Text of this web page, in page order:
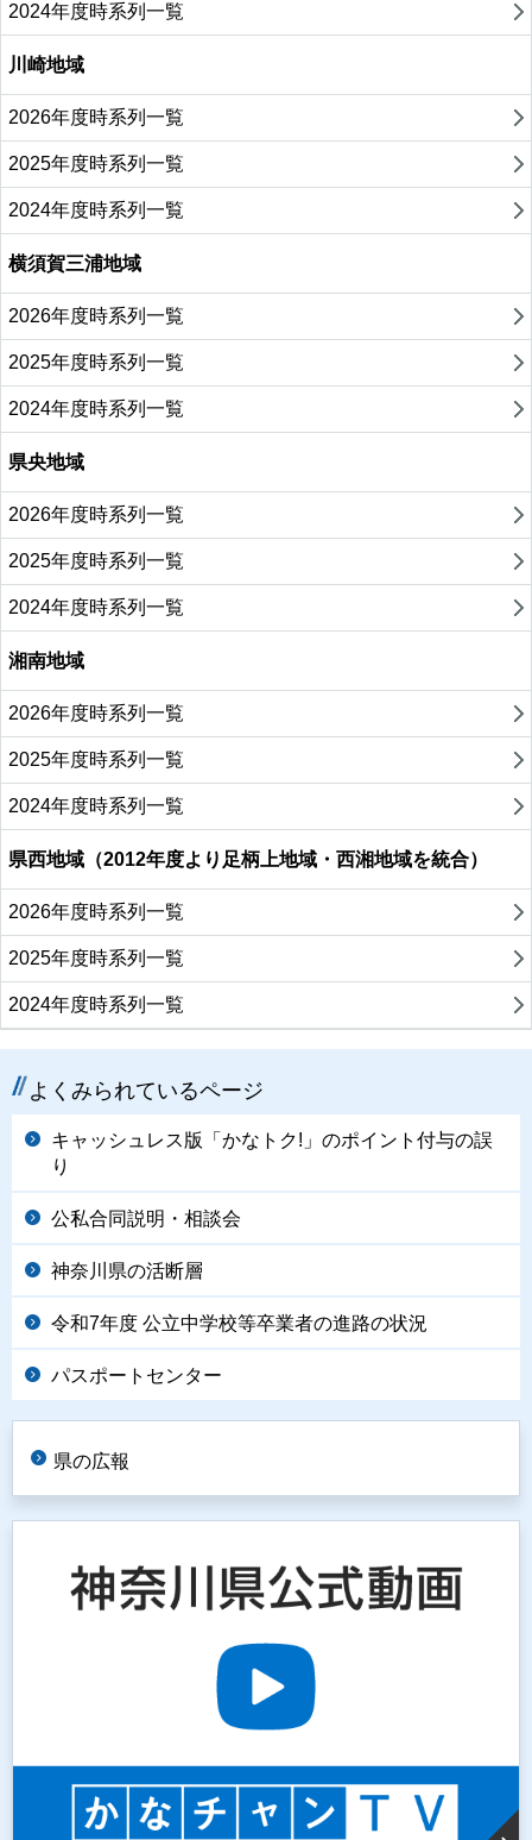
2024年度時系列一覧
川崎地域
2026年度時系列一覧
2025年度時系列一覧
2024年度時系列一覧
横須賀三浦地域
2026年度時系列一覧
2025年度時系列一覧
2024年度時系列一覧
県央地域
2026年度時系列一覧
2025年度時系列一覧
2024年度時系列一覧
湘南地域
2026年度時系列一覧
2025年度時系列一覧
2024年度時系列一覧
県西地域（2012年度より足柄上地域・西湘地域を統合）
2026年度時系列一覧
2025年度時系列一覧
2024年度時系列一覧
よくみられているページ
キャッシュレス版「かなトク!」のポイント付与の誤
り
公私合同説明・相談会
神奈川県の活断層
令和7年度 公立中学校等卒業者の進路の状況
パスポートセンター
県の広報